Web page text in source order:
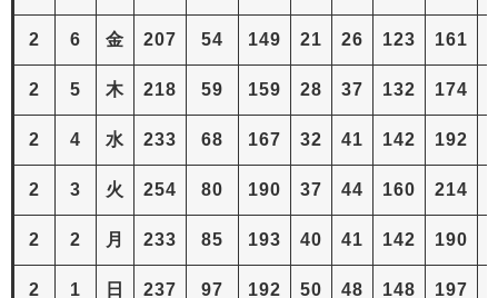
2 6 金 207 54 149 21 26 123 161
2 5 木 218 59 159 28 37 132 174
2 4 水 233 68 167 32 41 142 192
2 3 火 254 80 190 37 44 160 214
2 2 月 233 85 193 40 41 142 190
2 1 日 237 97 192 50 48 148 197